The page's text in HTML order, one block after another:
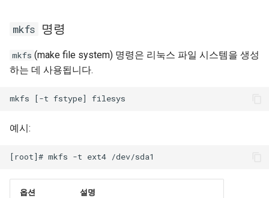
mkfs 명령
mkfs (make file system) 명령은 리눅스 파일 시스템을 생성
하는 데 사용됩니다.
예시:
옵션 설명